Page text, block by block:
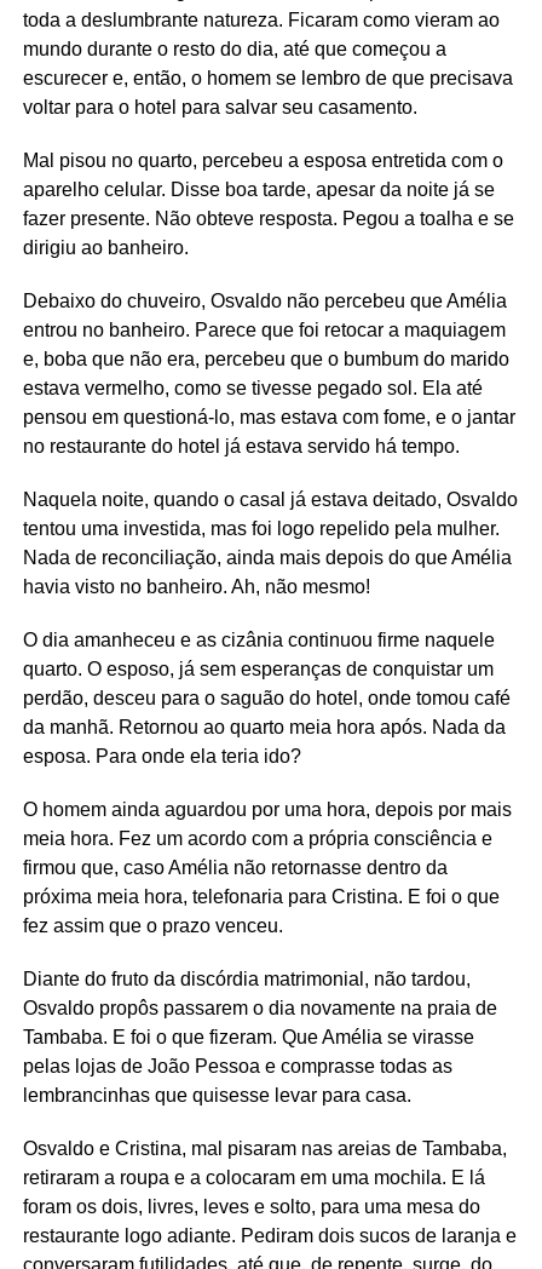
toda a deslumbrante natureza. Ficaram como vieram ao
mundo durante o resto do dia, até que começou a
escurecer e, então, o homem se lembro de que precisava
voltar para o hotel para salvar seu casamento.
Mal pisou no quarto, percebeu a esposa entretida com o
aparelho celular. Disse boa tarde, apesar da noite já se
fazer presente. Não obteve resposta. Pegou a toalha e se
dirigiu ao banheiro.
Debaixo do chuveiro, Osvaldo não percebeu que Amélia
entrou no banheiro. Parece que foi retocar a maquiagem
e, boba que não era, percebeu que o bumbum do marido
estava vermelho, como se tivesse pegado sol. Ela até
pensou em questioná-lo, mas estava com fome, e o jantar
no restaurante do hotel já estava servido há tempo.
Naquela noite, quando o casal já estava deitado, Osvaldo
tentou uma investida, mas foi logo repelido pela mulher.
Nada de reconciliação, ainda mais depois do que Amélia
havia visto no banheiro. Ah, não mesmo!
O dia amanheceu e as cizânia continuou firme naquele
quarto. O esposo, já sem esperanças de conquistar um
perdão, desceu para o saguão do hotel, onde tomou café
da manhã. Retornou ao quarto meia hora após. Nada da
esposa. Para onde ela teria ido?
O homem ainda aguardou por uma hora, depois por mais
meia hora. Fez um acordo com a própria consciência e
firmou que, caso Amélia não retornasse dentro da
próxima meia hora, telefonaria para Cristina. E foi o que
fez assim que o prazo venceu.
Diante do fruto da discórdia matrimonial, não tardou,
Osvaldo propôs passarem o dia novamente na praia de
Tambaba. E foi o que fizeram. Que Amélia se virasse
pelas lojas de João Pessoa e comprasse todas as
lembrancinhas que quisesse levar para casa.
Osvaldo e Cristina, mal pisaram nas areias de Tambaba,
retiraram a roupa e a colocaram em uma mochila. E lá
foram os dois, livres, leves e solto, para uma mesa do
restaurante logo adiante. Pediram dois sucos de laranja e